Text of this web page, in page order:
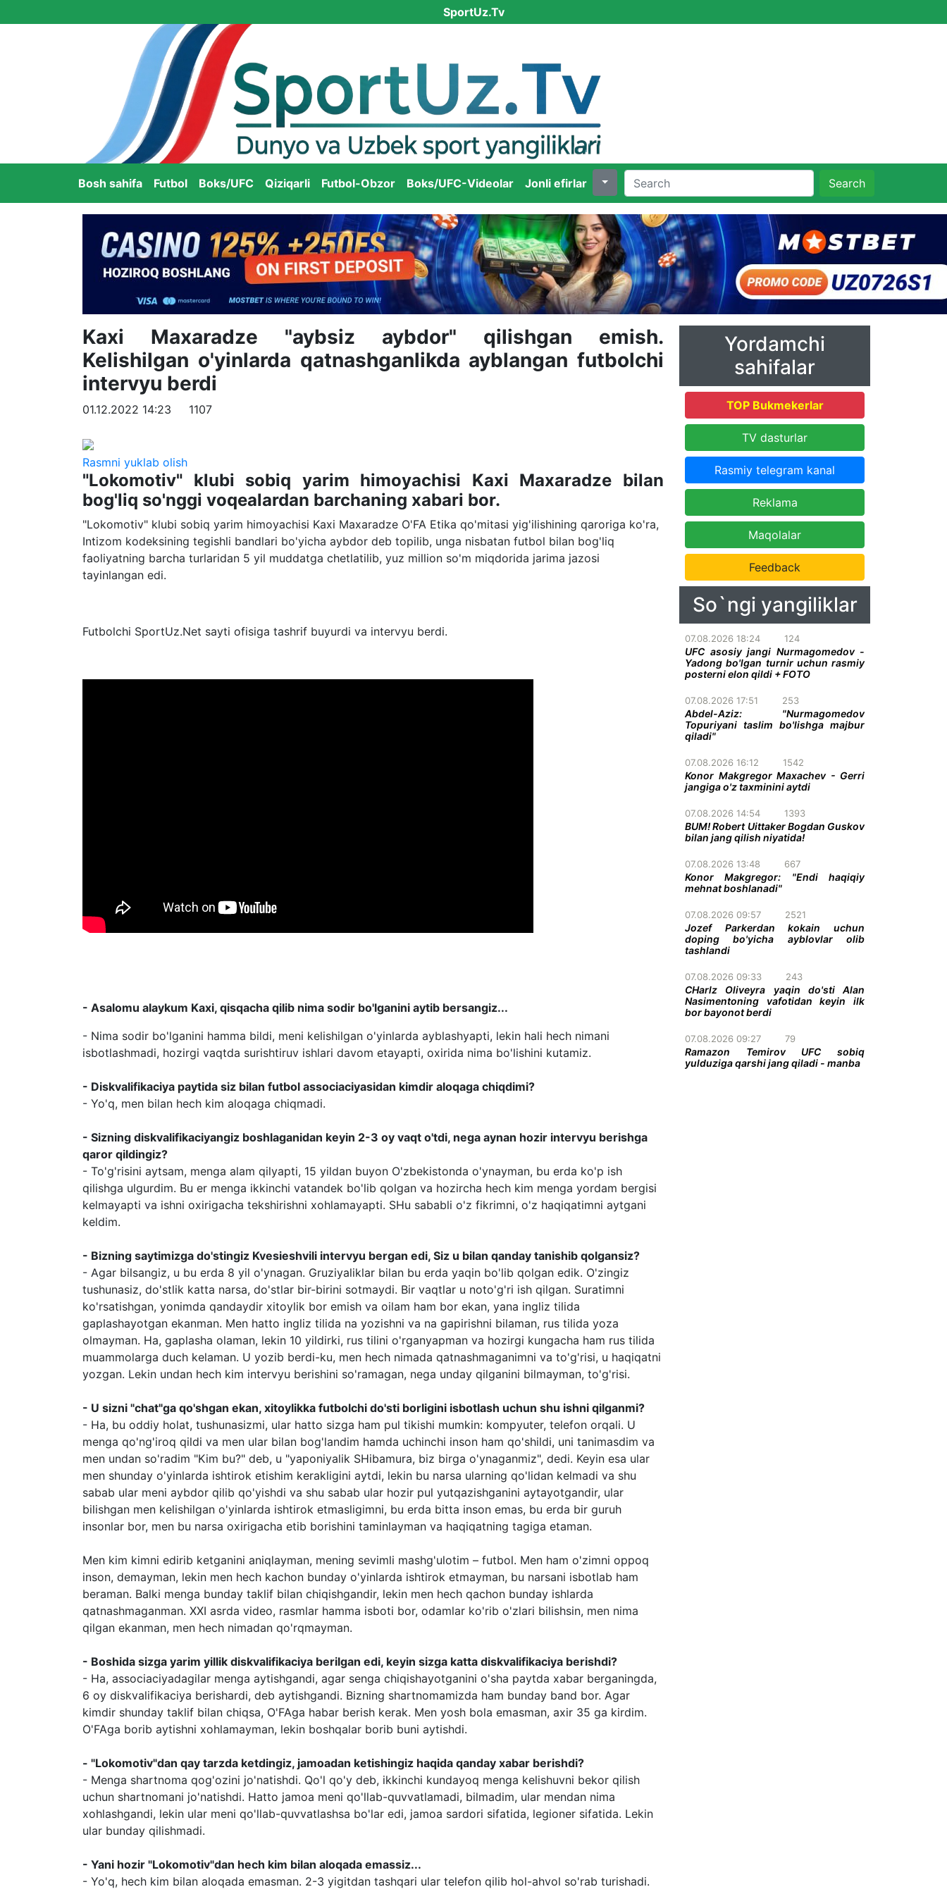
SportUz.Tv
Bosh sahifa Futbol Boks/UFC Qiziqarli Futbol-Obzor Boks/UFC-Videolar Jonli efirlar Search
Kaxi Maxaradze "aybsiz aybdor" qilishgan emish.
Kelishilgan o'yinlarda qatnashganlikda ayblangan futbolchi
intervyu berdi
01.12.2022 14:23 1107
Rasmni yuklab olish
"Lokomotiv" klubi sobiq yarim himoyachisi Kaxi Maxaradze bilan
bog'liq so'nggi voqealardan barchaning xabari bor.
"Lokomotiv" klubi sobiq yarim himoyachisi Kaxi Maxaradze O'FA Etika qo'mitasi yig'ilishining qaroriga ko'ra,
Intizom kodeksining tegishli bandlari bo'yicha aybdor deb topilib, unga nisbatan futbol bilan bog'liq
faoliyatning barcha turlaridan 5 yil muddatga chetlatilib, yuz million so'm miqdorida jarima jazosi
tayinlangan edi.
Futbolchi SportUz.Net sayti ofisiga tashrif buyurdi va intervyu berdi.
- Asalomu alaykum Kaxi, qisqacha qilib nima sodir bo'lganini aytib bersangiz...
- Nima sodir bo'lganini hamma bildi, meni kelishilgan o'yinlarda ayblashyapti, lekin hali hech nimani
isbotlashmadi, hozirgi vaqtda surishtiruv ishlari davom etayapti, oxirida nima bo'lishini kutamiz.
- Diskvalifikaciya paytida siz bilan futbol associaciyasidan kimdir aloqaga chiqdimi?
- Yo'q, men bilan hech kim aloqaga chiqmadi.
- Sizning diskvalifikaciyangiz boshlaganidan keyin 2-3 oy vaqt o'tdi, nega aynan hozir intervyu berishga
qaror qildingiz?
- To'g'risini aytsam, menga alam qilyapti, 15 yildan buyon O'zbekistonda o'ynayman, bu erda ko'p ish
qilishga ulgurdim. Bu er menga ikkinchi vatandek bo'lib qolgan va hozircha hech kim menga yordam bergisi
kelmayapti va ishni oxirigacha tekshirishni xohlamayapti. SHu sababli o'z fikrimni, o'z haqiqatimni aytgani
keldim.
- Bizning saytimizga do'stingiz Kvesieshvili intervyu bergan edi, Siz u bilan qanday tanishib qolgansiz?
- Agar bilsangiz, u bu erda 8 yil o'ynagan. Gruziyaliklar bilan bu erda yaqin bo'lib qolgan edik. O'zingiz
tushunasiz, do'stlik katta narsa, do'stlar bir-birini sotmaydi. Bir vaqtlar u noto'g'ri ish qilgan. Suratimni
ko'rsatishgan, yonimda qandaydir xitoylik bor emish va oilam ham bor ekan, yana ingliz tilida
gaplashayotgan ekanman. Men hatto ingliz tilida na yozishni va na gapirishni bilaman, rus tilida yoza
olmayman. Ha, gaplasha olaman, lekin 10 yildirki, rus tilini o'rganyapman va hozirgi kungacha ham rus tilida
muammolarga duch kelaman. U yozib berdi-ku, men hech nimada qatnashmaganimni va to'g'risi, u haqiqatni
yozgan. Lekin undan hech kim intervyu berishini so'ramagan, nega unday qilganini bilmayman, to'g'risi.
- U sizni "chat"ga qo'shgan ekan, xitoylikka futbolchi do'sti borligini isbotlash uchun shu ishni qilganmi?
- Ha, bu oddiy holat, tushunasizmi, ular hatto sizga ham pul tikishi mumkin: kompyuter, telefon orqali. U
menga qo'ng'iroq qildi va men ular bilan bog'landim hamda uchinchi inson ham qo'shildi, uni tanimasdim va
men undan so'radim "Kim bu?" deb, u "yaponiyalik SHibamura, biz birga o'ynaganmiz", dedi. Keyin esa ular
men shunday o'yinlarda ishtirok etishim kerakligini aytdi, lekin bu narsa ularning qo'lidan kelmadi va shu
sabab ular meni aybdor qilib qo'yishdi va shu sabab ular hozir pul yutqazishganini aytayotgandir, ular
bilishgan men kelishilgan o'yinlarda ishtirok etmasligimni, bu erda bitta inson emas, bu erda bir guruh
insonlar bor, men bu narsa oxirigacha etib borishini taminlayman va haqiqatning tagiga etaman.
Men kim kimni edirib ketganini aniqlayman, mening sevimli mashg'ulotim – futbol. Men ham o'zimni oppoq
inson, demayman, lekin men hech kachon bunday o'yinlarda ishtirok etmayman, bu narsani isbotlab ham
beraman. Balki menga bunday taklif bilan chiqishgandir, lekin men hech qachon bunday ishlarda
qatnashmaganman. XXI asrda video, rasmlar hamma isboti bor, odamlar ko'rib o'zlari bilishsin, men nima
qilgan ekanman, men hech nimadan qo'rqmayman.
- Boshida sizga yarim yillik diskvalifikaciya berilgan edi, keyin sizga katta diskvalifikaciya berishdi?
- Ha, associaciyadagilar menga aytishgandi, agar senga chiqishayotganini o'sha paytda xabar berganingda,
6 oy diskvalifikaciya berishardi, deb aytishgandi. Bizning shartnomamizda ham bunday band bor. Agar
kimdir shunday taklif bilan chiqsa, O'FAga habar berish kerak. Men yosh bola emasman, axir 35 ga kirdim.
O'FAga borib aytishni xohlamayman, lekin boshqalar borib buni aytishdi.
- "Lokomotiv"dan qay tarzda ketdingiz, jamoadan ketishingiz haqida qanday xabar berishdi?
- Menga shartnoma qog'ozini jo'natishdi. Qo'l qo'y deb, ikkinchi kundayoq menga kelishuvni bekor qilish
uchun shartnomani jo'natishdi. Hatto jamoa meni qo'llab-quvvatlamadi, bilmadim, ular mendan nima
xohlashgandi, lekin ular meni qo'llab-quvvatlashsa bo'lar edi, jamoa sardori sifatida, legioner sifatida. Lekin
ular bunday qilishmadi.
- Yani hozir "Lokomotiv"dan hech kim bilan aloqada emassiz...
- Yo'q, hech kim bilan aloqada emasman. 2-3 yigitdan tashqari ular telefon qilib hol-ahvol so'rab turishadi.
Yordamchi
sahifalar
TOP Bukmekerlar
TV dasturlar
Rasmiy telegram kanal
Reklama
Maqolalar
Feedback
So`ngi yangiliklar
07.08.2026 18:24 124
UFC asosiy jangi Nurmagomedov -
Yadong bo'lgan turnir uchun rasmiy
posterni elon qildi + FOTO
07.08.2026 17:51 253
Abdel-Aziz: "Nurmagomedov
Topuriyani taslim bo'lishga majbur
qiladi"
07.08.2026 16:12 1542
Konor Makgregor Maxachev - Gerri
jangiga o'z taxminini aytdi
07.08.2026 14:54 1393
BUM! Robert Uittaker Bogdan Guskov
bilan jang qilish niyatida!
07.08.2026 13:48 667
Konor Makgregor: "Endi haqiqiy
mehnat boshlanadi"
07.08.2026 09:57 2521
Jozef Parkerdan kokain uchun
doping bo'yicha ayblovlar olib
tashlandi
07.08.2026 09:33 243
CHarlz Oliveyra yaqin do'sti Alan
Nasimentoning vafotidan keyin ilk
bor bayonot berdi
07.08.2026 09:27 79
Ramazon Temirov UFC sobiq
yulduziga qarshi jang qiladi - manba